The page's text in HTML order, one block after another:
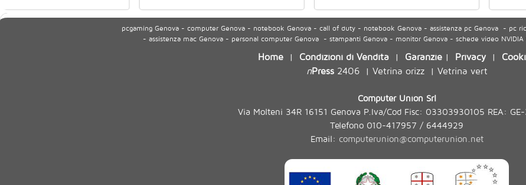
pcgaming Genova - computer Genova - notebook Genova - call of duty - notebook Genova - assistenza pc Genova - pc
- assistenza mac Genova - personal computer Genova - stampanti Genova - monitor Genova - schede video
Home | Condizioni di Vendita | Garanzie | Privacy|
nPress2406| Vetrina orizz| Vetrina vert
Computer Union Srl
Via Molteni 34R 16151 Genova P.Iva/Cod Fisc: 03303930105 REA:
Telefono 010-417957 / 6444929
Email: computerunion@computerunion.net